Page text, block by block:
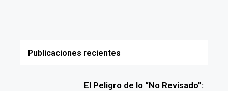
Publicaciones recientes
El Peligro de lo “No Revisado”: